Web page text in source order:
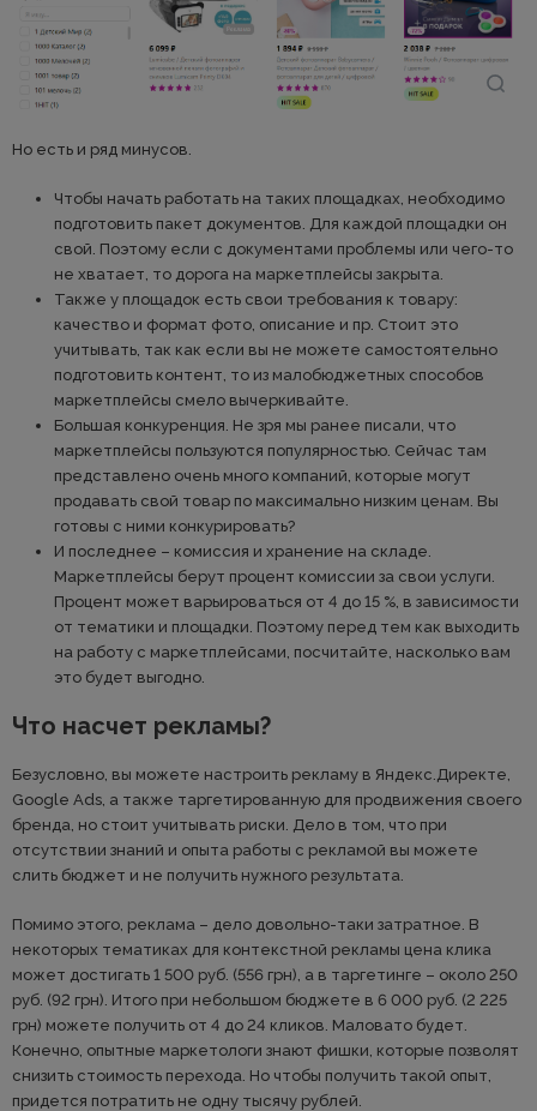
Но есть и ряд минусов.
Чтобы начать работать на таких площадках, необходимо
подготовить пакет документов. Для каждой площадки он
свой. Поэтому если с документами проблемы или чего-то
не хватает, то дорога на маркетплейсы закрыта.
Также у площадок есть свои требования к товару:
качество и формат фото, описание и пр. Стоит это
учитывать, так как если вы не можете самостоятельно
подготовить контент, то из малобюджетных способов
маркетплейсы смело вычеркивайте.
Большая конкуренция. Не зря мы ранее писали, что
маркетплейсы пользуются популярностью. Сейчас там
представлено очень много компаний, которые могут
продавать свой товар по максимально низким ценам. Вы
готовы с ними конкурировать?
И последнее – комиссия и хранение на складе.
Маркетплейсы берут процент комиссии за свои услуги.
Процент может варьироваться от 4 до 15 %, в зависимости
от тематики и площадки. Поэтому перед тем как выходить
на работу с маркетплейсами, посчитайте, насколько вам
это будет выгодно.
Что насчет рекламы?
Безусловно, вы можете настроить рекламу в Яндекс.Директе,
Google Ads, а также таргетированную для продвижения своего
бренда, но стоит учитывать риски. Дело в том, что при
отсутствии знаний и опыта работы с рекламой вы можете
слить бюджет и не получить нужного результата.
Помимо этого, реклама – дело довольно-таки затратное. В
некоторых тематиках для контекстной рекламы цена клика
может достигать 1 500 руб. (556 грн), а в таргетинге – около 250
руб. (92 грн). Итого при небольшом бюджете в 6 000 руб. (2 225
грн) можете получить от 4 до 24 кликов. Маловато будет.
Конечно, опытные маркетологи знают фишки, которые позволят
снизить стоимость перехода. Но чтобы получить такой опыт,
придется потратить не одну тысячу рублей.